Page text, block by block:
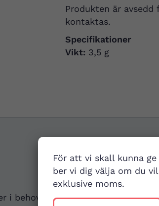
För att vi skall kunna
ber vi dig välja om du
exklusive moms.
Produkten är
kontaktas.
Specifikationer
Vikt: 3,5 g
i behov av